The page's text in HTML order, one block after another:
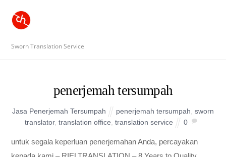
Sworn Translation Service
penerjemah tersumpah
Jasa Penerjemah Tersumpah penerjemah tersumpah ,sworn
translator,translation office ,translation service 0
untuk segala keperluan penerjemahan Anda, percayakan